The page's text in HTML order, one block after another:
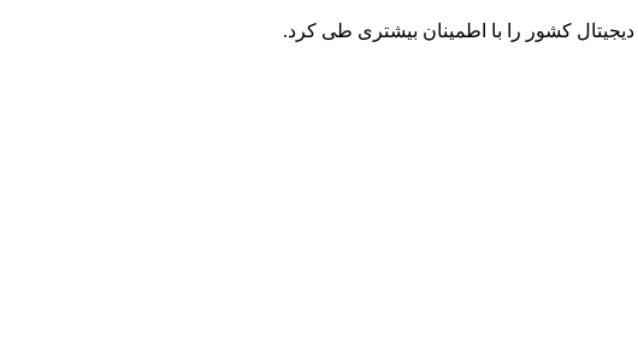
دیجیتال کشور را با اطمینان بیشتری طی کرد.